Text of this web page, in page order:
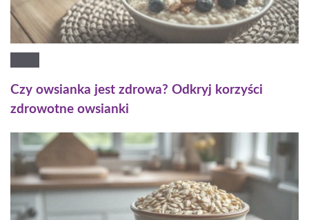
Czy owsianka jest zdrowa? Odkryj korzyści
zdrowotne owsianki